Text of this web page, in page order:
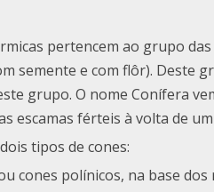
pertencem ao grupo
semente e com flôr). Deste
grupo. O nome Conífera
escamas férteis à volta de
tipos de cones:
cones polínicos, na base dos